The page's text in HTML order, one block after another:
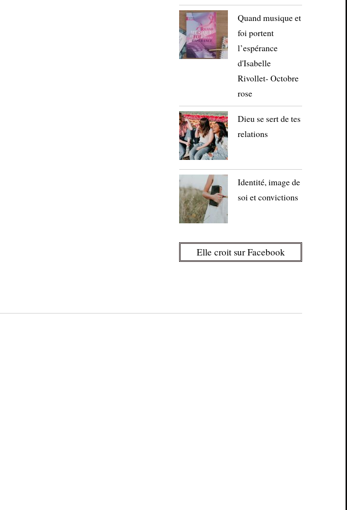
Quand musique et
foi portent
l’espérance
d'Isabelle
Rivollet- Octobre
rose
Dieu se sert de tes
relations
Identité, image de
soi et convictions
Elle croit sur Facebook